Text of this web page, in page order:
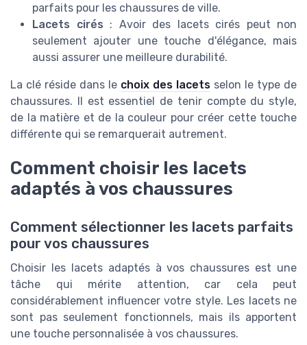
parfaits pour les chaussures de ville.
Lacets cirés : Avoir des lacets cirés peut non
seulement ajouter une touche d'élégance, mais
aussi assurer une meilleure durabilité.
La clé réside dans le choix des lacets selon le type de
chaussures. Il est essentiel de tenir compte du style,
de la matière et de la couleur pour créer cette touche
différente qui se remarquerait autrement.
Comment choisir les lacets
adaptés à vos chaussures
Comment sélectionner les lacets parfaits
pour vos chaussures
Choisir les lacets adaptés à vos chaussures est une
tâche qui mérite attention, car cela peut
considérablement influencer votre style. Les lacets ne
sont pas seulement fonctionnels, mais ils apportent
une touche personnalisée à vos chaussures.